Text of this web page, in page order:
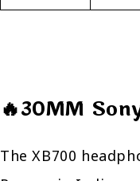
🔥30MM
The XB700